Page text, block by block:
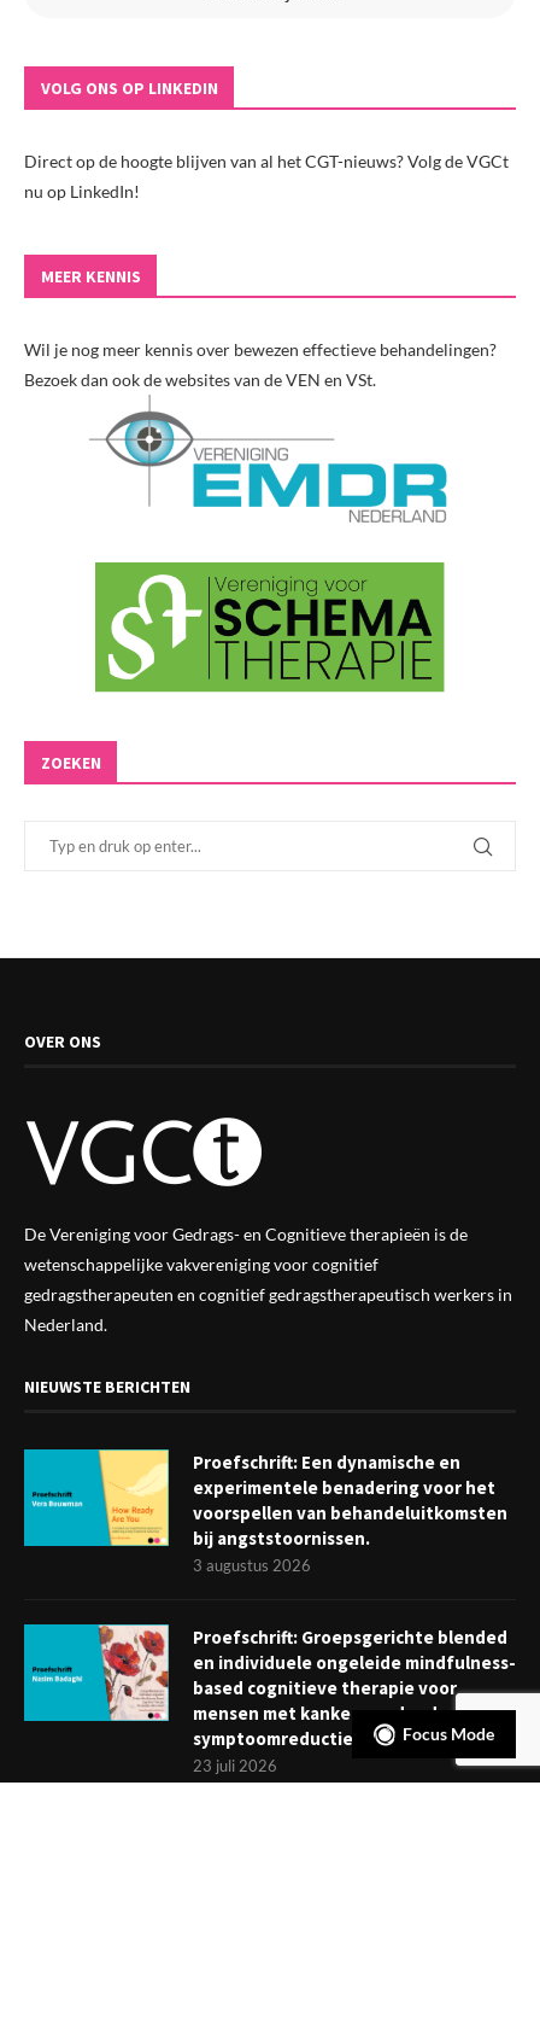
VOLG ONS OP LINKEDIN
Direct op de hoogte blijven van al het CGT-nieuws? Volg de VGCt
nu op LinkedIn!
MEER KENNIS
Wil je nog meer kennis over bewezen effectieve behandelingen?
Bezoek dan ook de websites van de VEN en VSt.
ZOEKEN
OVER ONS
De Vereniging voor Gedrags- en Cognitieve therapieën is de
wetenschappelijke vakverenigingvoor cognitief
gedragstherapeuten en cognitief gedragstherapeutisch werkers in
Nederland.
NIEUWSTE BERICHTEN
Proefschrift: Een dynamische en
experimentele benadering voor het
voorspellen van behandeluitkomsten
bij angststoornissen.
3 augustus 2026
Proefschrift: Groepsgerichte blended
en individuele ongeleide mindfulness-
based cognitieve therapie voor
mensen met kanker: verder dan
symptoomreductie
23 juli 2026
Focus Mode